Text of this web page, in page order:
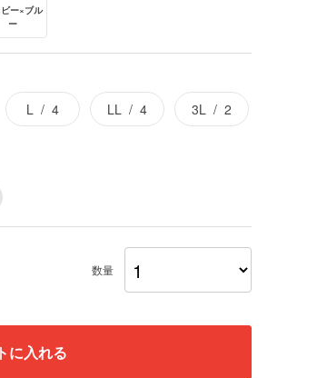
ー×ブル
ー
L 4 LL 4 3L 2
数量
に入れる